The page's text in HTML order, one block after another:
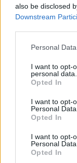
also be disclosed
Downstream
Please note that
not limited to your
grant or deny
use your data for
consent section.
Personal
I want to opt-
personal data.
Opted In
I want to opt-
Personal Data.
Opted In
I want to opt-
Personal
Opted In
ΑΝΑΛΥΣΗ: Η
της
προκλήσεις
Μη
ραντάρ στην